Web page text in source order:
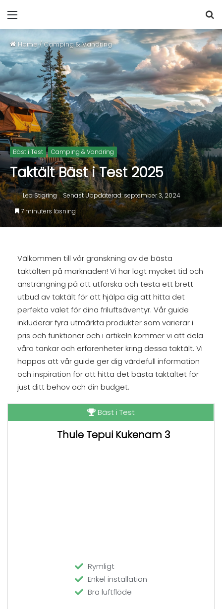
Home/Camping & Vandring
Bäst i Test Camping & Vandring
Taktält Bäst i Test 2025
Leo Stigring
Senast Uppdaterad: september 3, 2024
7 minuters läsning
Välkommen till vår granskning av de bästa
taktälten på marknaden! Vi har lagt mycket tid och
ansträngning på att utforska och testa ett brett
utbud av taktält för att hjälpa dig att hitta det
perfekta valet för dina friluftsäventyr. Vår guide
inkluderar fyra utmärkta produkter som varierar i
pris och funktioner och i artikeln kommer vi att dela
våra tankar och erfarenheter kring dessa taktält. Vi
hoppas att vår guide ger dig värdefull information
och inspiration för att hitta det bästa taktältet för
just ditt behov och din budget.
Bäst i Test
Thule Tepui Kukenam 3
Rymligt
Enkel installation
Bra luftflöde